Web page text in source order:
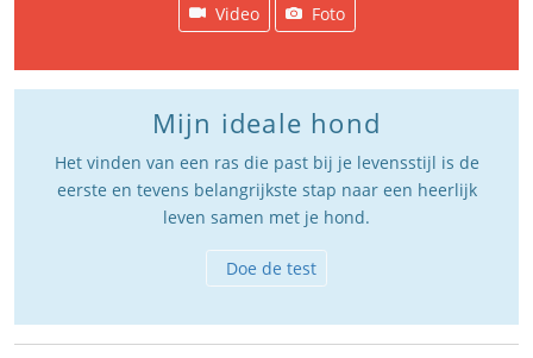
Video Foto
Mijn ideale hond
Het vinden van een ras die past bij je levensstijl is de
eerste en tevens belangrijkste stap naar een heerlijk
leven samen met je hond.
Doe de test